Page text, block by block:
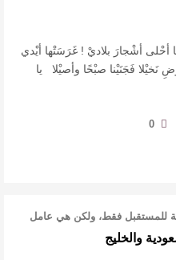
أشْجارَ بلاديْ ! غَرَسَتْها أيْدي
فَجَنَيْنا صبْحًا وأصيْلا يا
0
للمستقبل فقط، ولكن هي عامل
…
والخليج